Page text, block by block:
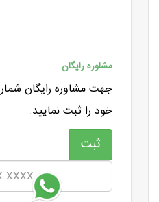
مشاوره رایگان
جهت مشاوره رایگان
خود را ثبت نمایید.